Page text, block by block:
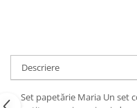
Descriere
Set papetărie Maria Un set